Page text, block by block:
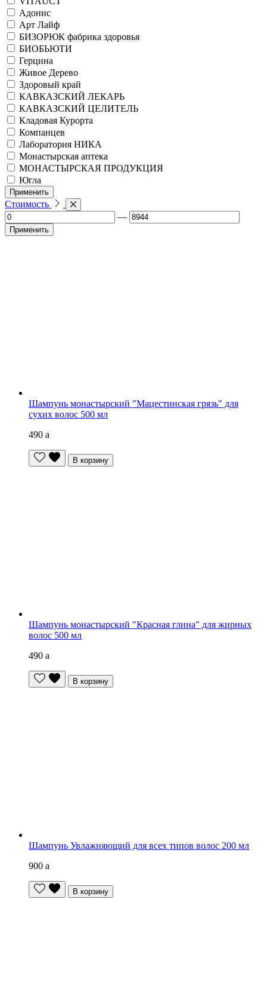
Адонис
Арт Лайф
БИЗОРЮК фабрика здоровья
БИОБЬЮТИ
Герцина
Живое Дерево
Здоровый край
КАВКАЗСКИЙ ЛЕКАРЬ
КАВКАЗСКИЙ ЦЕЛИТЕЛЬ
Кладовая Курорта
Компанцев
Лаборатория НИКА
Монастырская аптека
МОНАСТЫРСКАЯ ПРОДУКЦИЯ
Югла
Применить
Стоимость
—
Применить
Шампунь монастырский "Мацестинская грязь" для
сухих волос 500 мл
490 a
В корзину
Шампунь монастырский "Красная глина" для жирных
волос 500 мл
490 a
В корзину
Шампунь Увлажняющий для всех типов волос 200 мл
900 a
В корзину